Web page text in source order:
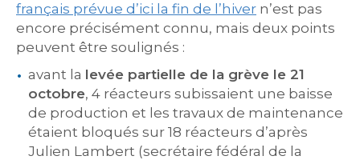
français prévue d’ici la fin de l’hiver n’est pas
encore précisément connu, mais deux points
peuvent être soulignés :
avant la levée partielle de la grève le 21
octobre, 4 réacteurs subissaient une baisse
de production et les travaux de maintenance
étaient bloqués sur 18 réacteurs d’après
Julien Lambert (secrétaire fédéral de la